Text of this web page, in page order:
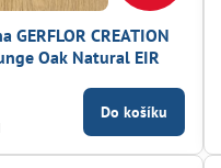
CREATION
Oak Natural EIR
Do košíku